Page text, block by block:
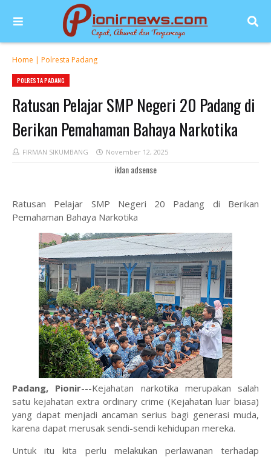
Home | Polresta Padang
POLRESTA PADANG
Ratusan Pelajar SMP Negeri 20 Padang di
Berikan Pemahaman Bahaya Narkotika
FIRMAN SIKUMBANG November 12, 2025
iklan adsense
Ratusan Pelajar SMP Negeri 20 Padang di Berikan
Pemahaman Bahaya Narkotika
Padang, Pionir---Kejahatan narkotika merupakan salah
satu kejahatan extra ordinary crime (Kejahatan luar biasa)
yang dapat menjadi ancaman serius bagi generasi muda,
karena dapat merusak sendi-sendi kehidupan mereka.
Untuk itu kita perlu melakukan perlawanan terhadap